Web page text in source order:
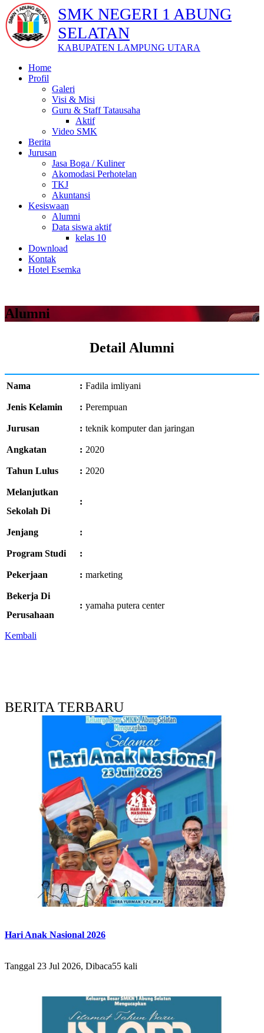
SMK NEGERI 1 ABUNG
SELATAN
KABUPATEN LAMPUNG UTARA
Home
Profil
Galeri
Visi & Misi
Guru & Staff Tatausaha
Aktif
Video SMK
Berita
Jurusan
Jasa Boga / Kuliner
Akomodasi Perhotelan
TKJ
Akuntansi
Kesiswaan
Alumni
Data siswa aktif
kelas 10
Download
Kontak
Hotel Esemka
Alumni
Detail Alumni
Nama : Fadila imliyani
Jenis Kelamin : Perempuan
Jurusan : teknik komputer dan jaringan
Angkatan : 2020
Tahun Lulus : 2020
Melanjutkan
Sekolah Di
:
Jenjang :
Program Studi :
Pekerjaan : marketing
Bekerja Di
Perusahaan
: yamaha putera center
Kembali
BERITA TERBARU
Hari Anak Nasional 2026
Tanggal 23 Jul 2026, Dibaca55 kali